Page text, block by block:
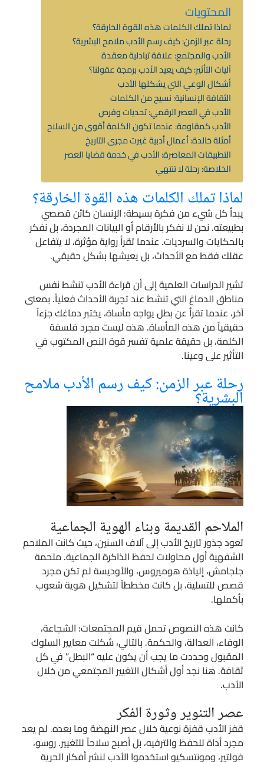
المحتويات
لماذا تملك الكلمات هذه القوة الخارقة؟
رحلة عبر الزمن: كيف رسم الأدب ملامح البشرية؟
الأدب والمجتمع: علاقة تبادلية معقدة
آليات التأثير: كيف يعيد الأدب برمجة عقولنا؟
أشكال الوعي التي يشكلها الأدب
الثقافة الإنسانية: نسيج من الكلمات
الأدب في العصر الرقمي: تحديات وفرص
الأدب كمقاومة: عندما تكون الكلمة أقوى من السلاح
أمثلة خالدة: أعمال أدبية غيرت مجرى التاريخ
التطبيقات المعاصرة: الأدب في خدمة قضايا العصر
الخلاصة: رحلة لا تنتهي
لماذا تملك الكلمات هذه القوة الخارقة؟
يبدأ كل شيء من فكرة بسيطة: الإنسان كائن قصصي
بطبيعته. نحن لا نفكر بالأرقام أو البيانات المجردة، بل نفكر
بالحكايات والسرديات. عندما تقرأ رواية مؤثرة، لا يتفاعل
عقلك فقط مع الأحداث، بل يعيشها بشكل حقيقي.
تشير الدراسات العلمية إلى أن قراءة الأدب تنشط نفس
مناطق الدماغ التي تنشط عند تجربة الأحداث فعلياً. بمعنى
آخر، عندما تقرأ عن بطل يواجه مأساة، يختبر دماغك جزءاً
حقيقياً من هذه المأساة. هذه ليست مجرد فلسفة
الكلمة، بل حقيقة علمية تفسر قوة النص المكتوب في
التأثير على وعينا.
رحلة عبر الزمن: كيف رسم الأدب ملامح
البشرية؟
الملاحم القديمة وبناء الهوية الجماعية
تعود جذور تاريخ الأدب إلى آلاف السنين، حيث كانت الملاحم
الشفهية أول محاولات لحفظ الذاكرة الجماعية. ملحمة
جلجامش، إلياذة هوميروس، والأوديسة لم تكن مجرد
قصص للتسلية، بل كانت مخططاً لتشكيل هوية شعوب
بأكملها.
كانت هذه النصوص تحمل قيم المجتمعات: الشجاعة،
الوفاء، العدالة، والحكمة. بالتالي، شكلت معايير السلوك
المقبول وحددت ما يجب أن يكون عليه “البطل” في كل
ثقافة. هنا نجد أول أشكال التغيير المجتمعي من خلال
الأدب.
عصر التنوير وثورة الفكر
قفز الأدب قفزة نوعية خلال عصر النهضة وما بعده. لم يعد
مجرد أداة للحفظ والترفيه، بل أصبح سلاحاً للتغيير. روسو،
فولتير، ومونتسكيو استخدموا الأدب لنشر أفكار الحرية